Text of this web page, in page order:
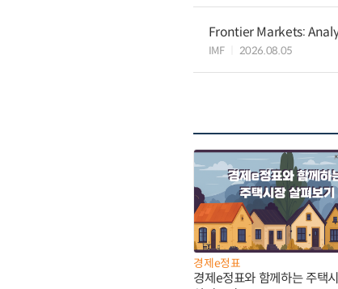
Frontier Markets:
IMF 2026.08.05
경제e정표
경제e정표와 함께하는 주택